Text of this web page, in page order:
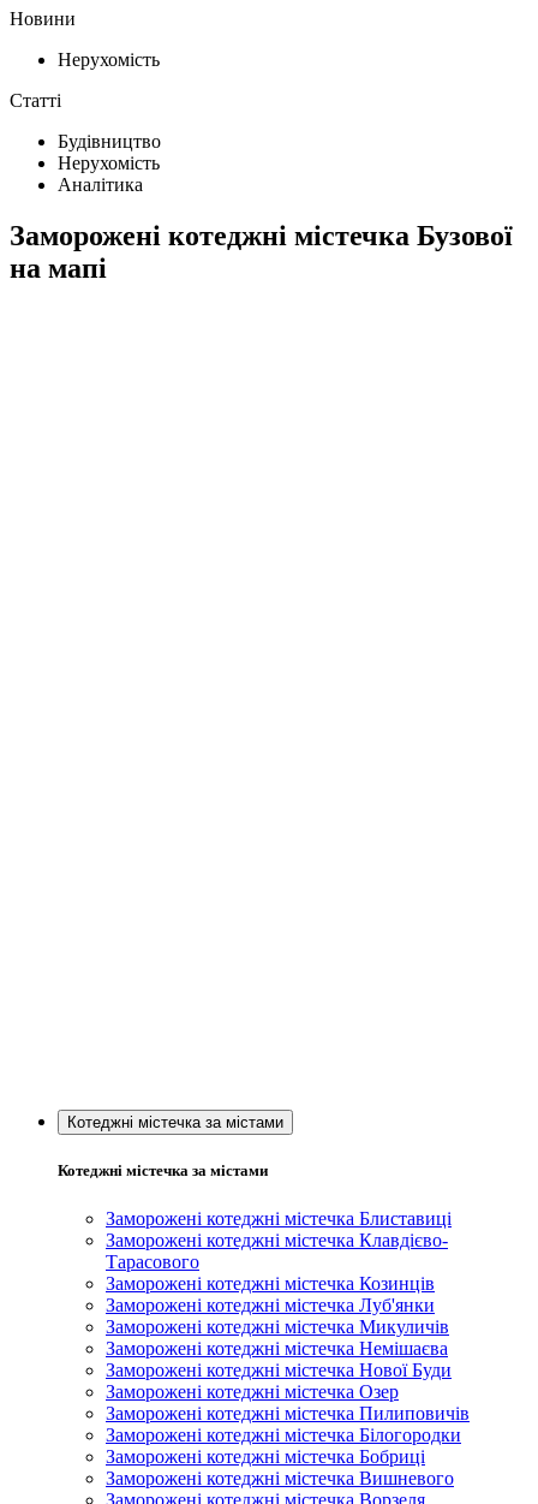
Новини
Нерухомість
Статті
Будівництво
Нерухомість
Аналітика
Заморожені котеджні містечка Бузової
на мапі
Котеджні містечка за містами
Котеджні містечка за містами
Заморожені котеджні містечка Блиставиці
Заморожені котеджні містечка Клавдієво-
Тарасового
Заморожені котеджні містечка Козинців
Заморожені котеджні містечка Луб'янки
Заморожені котеджні містечка Микуличів
Заморожені котеджні містечка Немішаєва
Заморожені котеджні містечка Нової Буди
Заморожені котеджні містечка Озер
Заморожені котеджні містечка Пилиповичів
Заморожені котеджні містечка Білогородки
Заморожені котеджні містечка Бобриці
Заморожені котеджні містечка Вишневого
Заморожені котеджні містечка Ворзеля